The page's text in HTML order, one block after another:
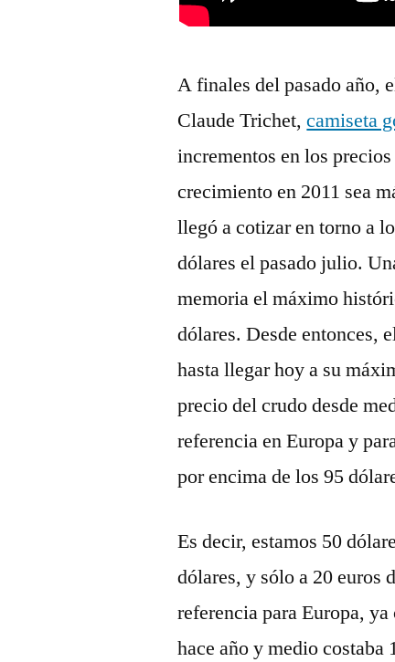
A finales del pasado año,
Claude Trichet,camiseta
incrementos en los
crecimiento en 2011 sea
llegó a cotizar en torno a
dólares el pasado julio.
memoria el máximo
dólares. Desde entonces,
hasta llegar hoy a su
precio del crudo desde
referencia en Europa y
por encima de los 95
Es decir, estamos 50
dólares, y sólo a 20 euros
referencia para Europa,
hace año y medio costaba